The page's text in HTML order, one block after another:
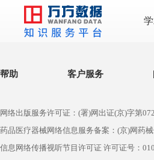
帮助 客户服务
网络出版服务许可证：(署)网出证(京)字第
药品医疗器械网络信息服务备案：(京)网药
信息网络传播视听节目许可证 许可证号：